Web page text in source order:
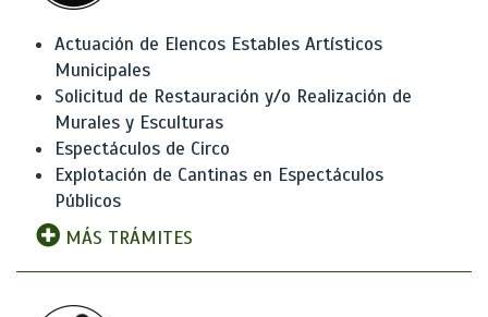
Actuación de Elencos Estables Artísticos
Municipales
Solicitud de Restauración y/o Realización de
Murales y Esculturas
Espectáculos de Circo
Explotación de Cantinas en Espectáculos
Públicos
MÁS TRÁMITES